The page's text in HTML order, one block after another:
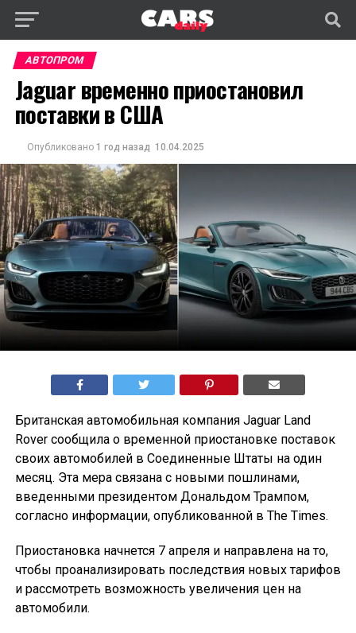
АВТОПРОМ
Jaguar временно приостановил
поставки в США
Опубликовано 1 год назад 10.04.2025
Британская автомобильная компания Jaguar Land
Rover сообщила о временной приостановке поставок
своих автомобилей в Соединенные Штаты на один
месяц. Эта мера связана с новыми пошлинами,
введенными президентом Дональдом Трампом,
согласно информации, опубликованной в The Times.
Приостановка начнется 7 апреля и направлена на то,
чтобы проанализировать последствия новых тарифов
и рассмотреть возможность увеличения цен на
автомобили.